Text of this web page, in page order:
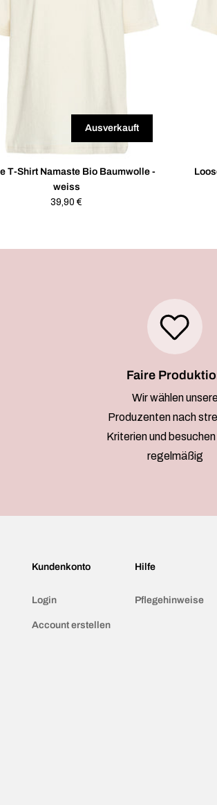
Ausverkauft
T-Shirt Namaste Bio Baumwolle -
weiss
Regulärer
39,90 €
Faire
Wir wählen
Produzenten nach
Kriterien und
regelmäßig
Kundenkonto
Login
Account erstellen
Hilfe
Pflegehinweise